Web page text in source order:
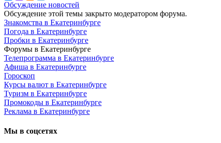
Обсуждение новостей
Обсуждение этой темы закрыто модератором форума.
Знакомства в Екатеринбурге
Погода в Екатеринбурге
Пробки в Екатеринбурге
Форумы в Екатеринбурге
Телепрограмма в Екатеринбурге
Афиша в Екатеринбурге
Гороскоп
Курсы валют в Екатеринбурге
Туризм в Екатеринбурге
Промокоды в Екатеринбурге
Реклама в Екатеринбурге
Мы в соцсетях